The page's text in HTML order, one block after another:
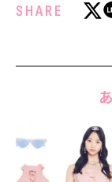
SHARE